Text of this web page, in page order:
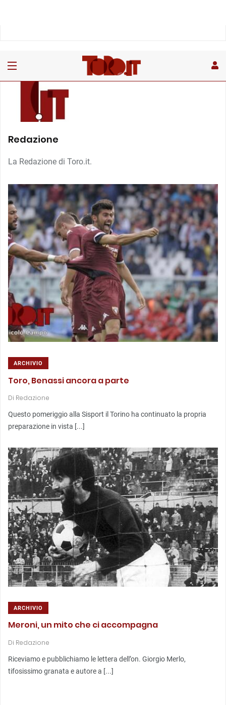
Redazione
La Redazione di Toro.it.
ARCHIVIO
Toro, Benassi ancora a parte
Di Redazione
Questo pomeriggio alla Sisport il Torino ha continuato la propria
preparazione in vista [...]
ARCHIVIO
Meroni, un mito che ci accompagna
Di Redazione
Riceviamo e pubblichiamo le lettera dell’on. Giorgio Merlo,
tifosissimo granata e autore a [...]